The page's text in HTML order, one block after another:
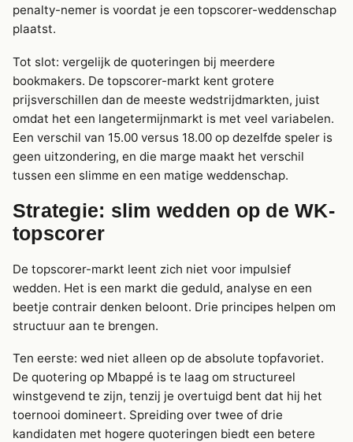
penalty-nemer is voordat je een topscorer-weddenschap
plaatst.
Tot slot: vergelijk de quoteringen bij meerdere
bookmakers. De topscorer-markt kent grotere
prijsverschillen dan de meeste wedstrijdmarkten, juist
omdat het een langetermijnmarkt is met veel variabelen.
Een verschil van 15.00 versus 18.00 op dezelfde speler is
geen uitzondering, en die marge maakt het verschil
tussen een slimme en een matige weddenschap.
Strategie: slim wedden op de WK-
topscorer
De topscorer-markt leent zich niet voor impulsief
wedden. Het is een markt die geduld, analyse en een
beetje contrair denken beloont. Drie principes helpen om
structuur aan te brengen.
Ten eerste: wed niet alleen op de absolute topfavoriet.
De quotering op Mbappé is te laag om structureel
winstgevend te zijn, tenzij je overtuigd bent dat hij het
toernooi domineert. Spreiding over twee of drie
kandidaten met hogere quoteringen biedt een betere